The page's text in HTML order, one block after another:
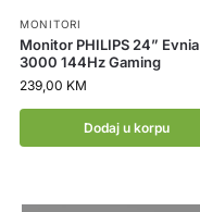
MONITORI
Monitor PHILIPS 24” Evnia
3000 144Hz Gaming
239,00 KM
Dodaj u korpu